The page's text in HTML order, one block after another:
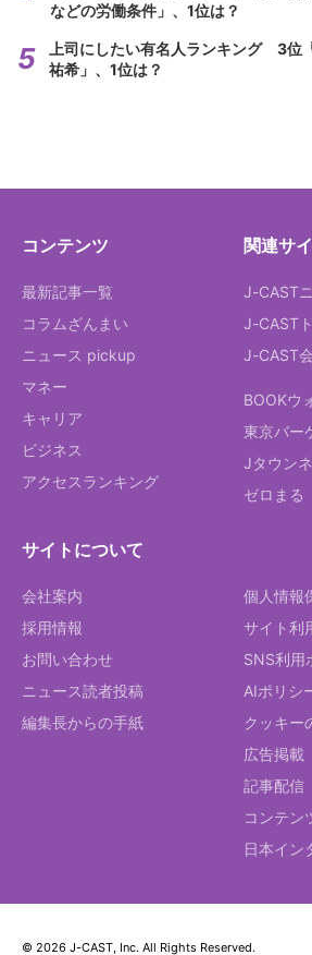
などの労働条件」、1位は？
上司にしたい有名人ランキング 3位
祐希」、1位は？
コンテンツ
最新記事一覧
コラムざんまい
ニュース pickup
マネー
キャリア
ビジネス
アクセスランキング
関連サ
J-CAST
J-CAST
J-CAST
BOOKウ
東京バー
Jタウン
ゼロまる
サイトについて
会社案内
採用情報
お問い合わせ
ニュース読者投稿
編集長からの手紙
個人情報
サイト利
SNS利用
AIポリシ
クッキー
広告掲載
記事配信
コンテン
日本イン
© 2026 J-CAST, Inc. All Rights Reserved.